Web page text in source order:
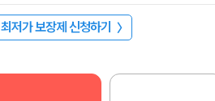
최저가 보장제 신청하기 〉